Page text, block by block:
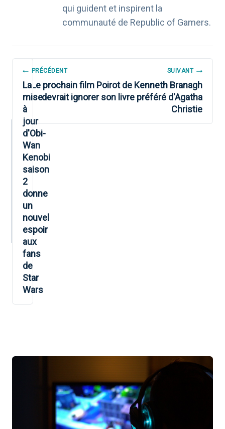
qui guident et inspirent la
communauté de Republic of Gamers.
NAVIGATION
DE
L’ARTICLE
PRÉCÉDENT
La
mise
à
jour
d'Obi-
Wan
Kenobi
saison
2
donne
un
nouvel
espoir
aux
fans
de
Star
Wars
SUIVANT
Le prochain film Poirot de Kenneth Branagh
devrait ignorer son livre préféré d'Agatha
Christie